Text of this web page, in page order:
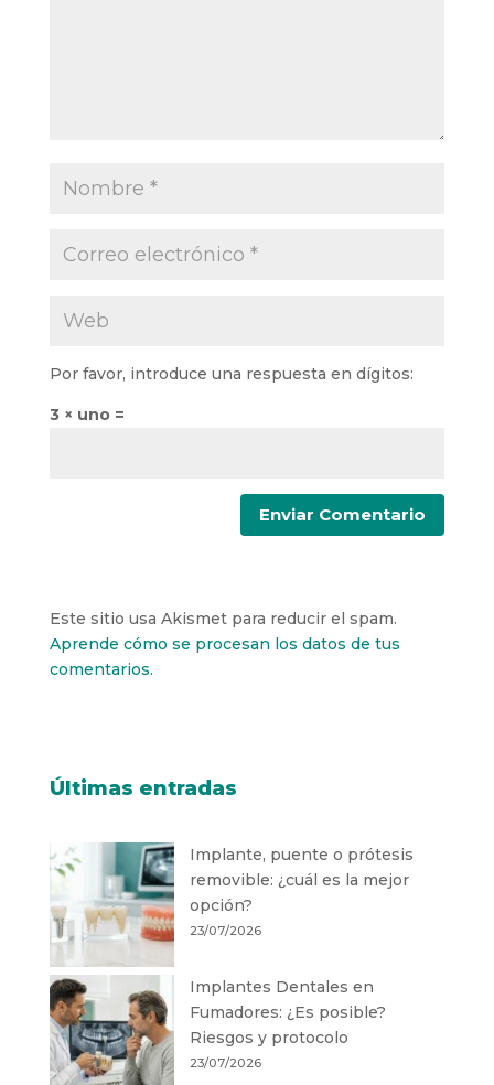
Por favor, introduce una respuesta en dígitos:
3 × uno =
Este sitio usa Akismet para reducir el spam.
Aprende cómo se procesan los datos de tus
comentarios.
Últimas entradas
Implante, puente o prótesis
removible: ¿cuál es la mejor
opción?
23/07/2026
Implantes Dentales en
Fumadores: ¿Es posible?
Riesgos y protocolo
23/07/2026